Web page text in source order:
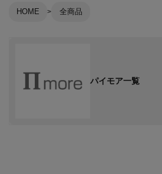
HOME 全商品
パイモア一覧